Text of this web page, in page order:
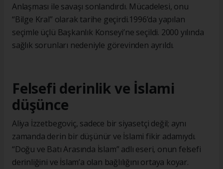
Anlaşması ile savaşı sonlandırdı. Mücadelesi, onu
“Bilge Kral” olarak tarihe geçirdi.1996’da yapılan
seçimle üçlü Başkanlık Konseyi’ne seçildi. 2000 yılında
sağlık sorunları nedeniyle görevinden ayrıldı.
Felsefi derinlik ve İslami
düşünce
Aliya İzzetbegoviç, sadece bir siyasetçi değil; aynı
zamanda derin bir düşünür ve İslami fikir adamıydı.
“Doğu ve Batı Arasında İslam” adlı eseri, onun felsefi
derinliğini ve İslam’a olan bağlılığını ortaya koyar.